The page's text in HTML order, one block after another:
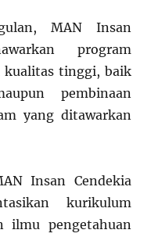
MAN Insan
program
tinggi, baik
pembinaan
yang ditawarkan
Insan Cendekia
kurikulum
ilmu pengetahuan